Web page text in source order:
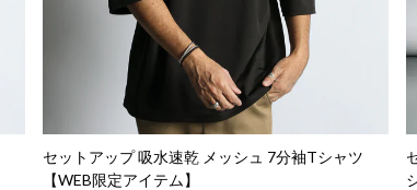
セットアップ 吸水速乾 メッシュ 7分袖Tシャツ
【WEB限定アイテム】